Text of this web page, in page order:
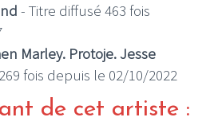
- Titre diffusé 463 fois
Marley. Protoje. Jesse
fois depuis le 02/10/2022
de cet artiste :